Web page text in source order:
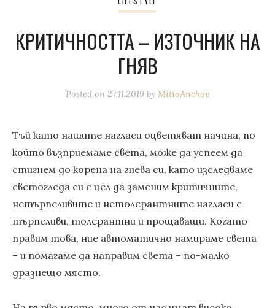
КРИТИЧНОСТТА – ИЗТОЧНИК НА
ГНЯВ
Posted on 27.11.2019 by MitioAnchov
Тъй като нашите нагласи оцветяват начина, по
който възприемаме света, може да успеем да
стигнем до корена на гнева си, като изследваме
светогледа си с цел да заменим критичните,
нетърпеливите и нетолерантните нагласи с
търпеливи, толерантни и прощаващи. Когато
правим това, ние автоматично намираме света
– и помагаме да направим света – по-малко
дразнещо място.